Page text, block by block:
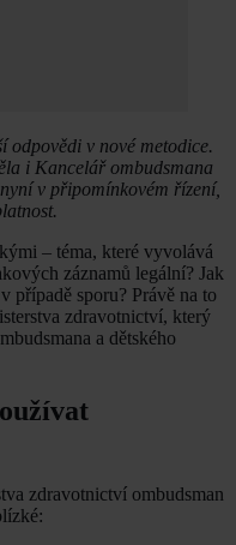
v nové metodice.
i Kancelář ombudsmana
v připomínkovém řízení,
– téma, které vyvolává
záznamů legální? Jak
případě sporu? Právě na to
zdravotnictví, který
a dětského
zdravotnictví ombudsman